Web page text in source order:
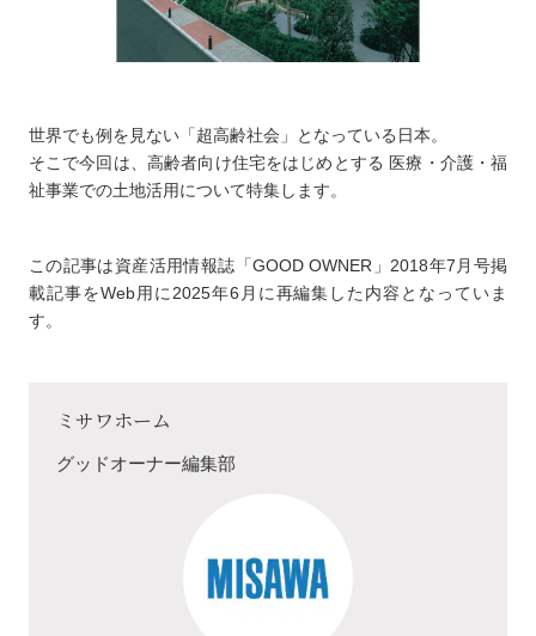
世界でも例を見ない「超高齢社会」となっている日本。
そこで今回は、高齢者向け住宅をはじめとする 医療・介護・福
祉事業での土地活用について特集します。
この記事は資産活用情報誌「GOOD OWNER」2018年7月号掲
載記事をWeb用に2025年6月に再編集した内容となっていま
す。
ミサワホーム
グッドオーナー編集部